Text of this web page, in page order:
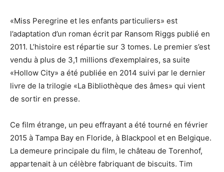
«Miss Peregrine et les enfants particuliers» est
l’adaptation d’un roman écrit par Ransom Riggs publié en
2011. L’histoire est répartie sur 3 tomes. Le premier s’est
vendu à plus de 3,1 millions d’exemplaires, sa suite
«Hollow City» a été publiée en 2014 suivi par le dernier
livre de la trilogie «La Bibliothèque des âmes» qui vient
de sortir en presse.
Ce film étrange, un peu effrayant a été tourné en février
2015 à Tampa Bay en Floride, à Blackpool et en Belgique.
La demeure principale du film, le château de Torenhof,
appartenait à un célèbre fabriquant de biscuits. Tim